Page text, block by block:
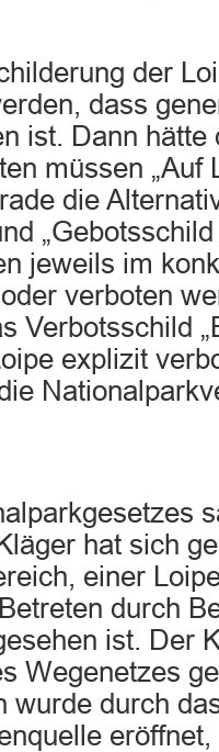
der
dass
ist. Dann hätte
müssen „Auf
die
jeweils im
verboten
Verbotsschild
explizit
hat sich
einer
durch
ist. Der
Wegenetzes
wurde durch